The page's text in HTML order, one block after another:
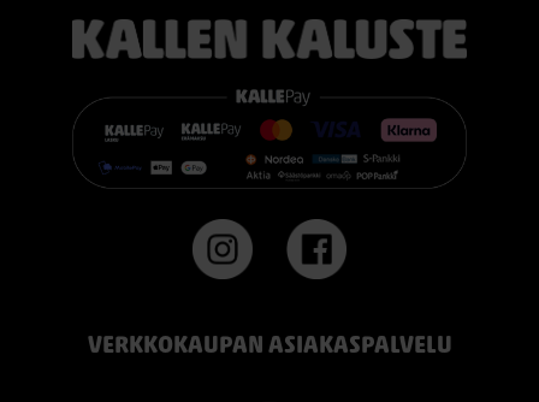
👉 Katso lisää:
flexible-base-sanky-180x200-21-cm-patjalla
VERKKOKAUPAN ASIAKASPALVELU